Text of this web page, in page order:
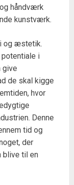
håndværk
kunstværk.
og æstetik.
i
give
de skal kigge
hvor
Denne
tid og
der
blive til en